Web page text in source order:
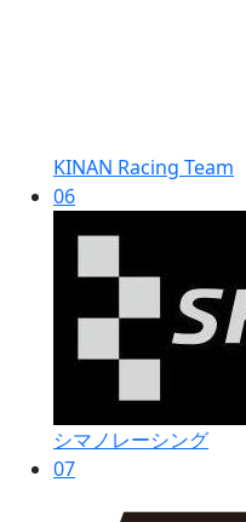
KINAN Racing Team
06
シマノレーシング
07